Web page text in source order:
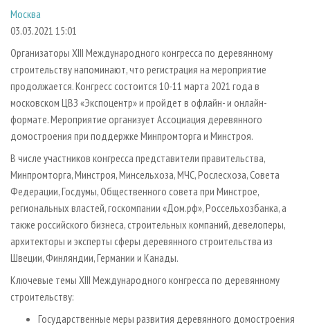
СУШКА ДРЕВЕСИНЫ
ПРОИЗВОДСТВО ДРЕВЕСНЫХ ПЛИТ
ДЕРЕВЯННОЕ ДОМОСТРОЕНИЕ
ПРОИЗВОДСТВО МЕБЕЛИ
БИОЭНЕРГЕТИКА
ЦБП
ПЕРСОНЫ
МОБИЛЬНЫЕ ВЫСТАВКИ
ОФИЦИАЛЬНЫЕ ДЕЛЕГАЦИИ
ПРИОРИТЕТНЫЕ ИНВЕСТПРОЕКТЫ
RUSSIAN FORESTRY REVIEW
ГАЗЕТА ЛЕСПРОМФОРУМ
КОНТАКТЫ
РЕКЛАМА
РЕКЛАМА НА САЙТЕ
Москва
03.03.2021 15:01
Организаторы XIII Международного конгресса по деревянному
строительству напоминают, что регистрация на мероприятие
продолжается. Конгресс состоится 10-11 марта 2021 года в
московском ЦВЗ «Экспоцентр» и пройдет в офлайн- и онлайн-
формате. Мероприятие организует Ассоциация деревянного
домостроения при поддержке Минпромторга и Минстроя.
В числе участников конгресса представители правительства,
Минпромторга, Минстроя, Минсельхоза, МЧС, Рослесхоза, Совета
Федерации, Госдумы, Общественного совета при Минстрое,
региональных властей, госкомпании «Дом.рф», Россельхозбанка, а
также российского бизнеса, строительных компаний, девелоперы,
архитекторы и эксперты сферы деревянного строительства из
Швеции, Финляндии, Германии и Канады.
Ключевые темы XIII Международного конгресса по деревянному
строительству:
Государственные меры развития деревянного домостроения